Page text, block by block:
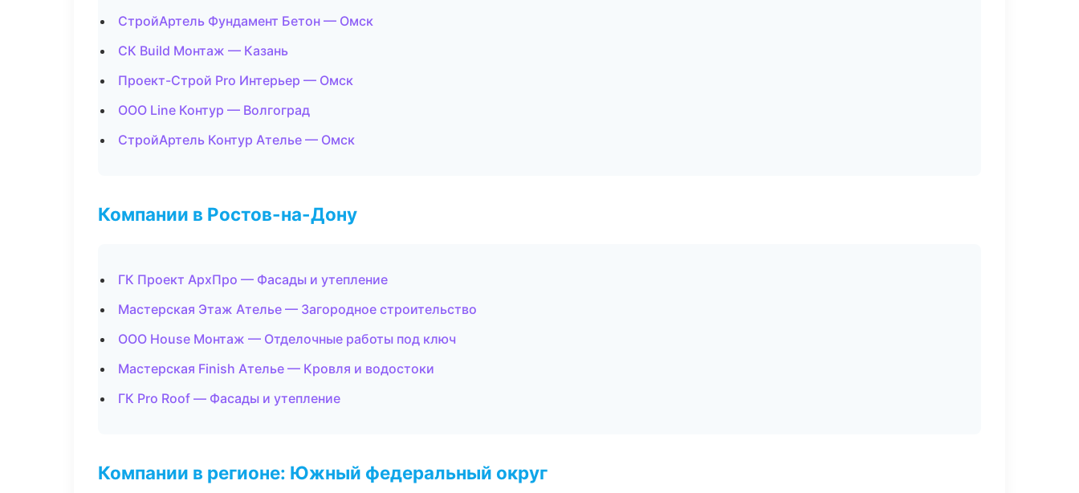
СтройАртель Фундамент Бетон — Омск
СК Build Монтаж — Казань
Проект-Строй Pro Интерьер — Омск
ООО Line Контур — Волгоград
СтройАртель Контур Ателье — Омск
Компании в Ростов-на-Дону
ГК Проект АрхПро — Фасады и утепление
Мастерская Этаж Ателье — Загородное строительство
ООО House Монтаж — Отделочные работы под ключ
Мастерская Finish Ателье — Кровля и водостоки
ГК Pro Roof — Фасады и утепление
Компании в регионе: Южный федеральный округ